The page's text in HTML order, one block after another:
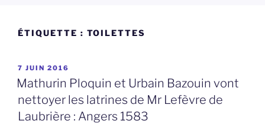
ÉTIQUETTE : TOILETTES
PUBLIÉ
LE
7 JUIN 2016
Mathurin Ploquin et Urbain Bazouin vont
nettoyer les latrines de Mr Lefèvre de
Laubrière : Angers 1583